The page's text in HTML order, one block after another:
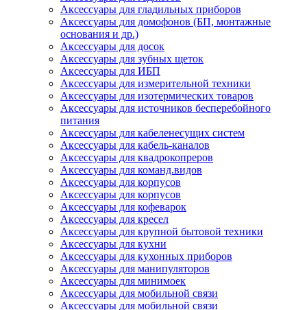
Аксессуары для гладильных приборов
Аксессуары для домофонов (БП, монтажные
основания и др.)
Аксессуары для досок
Аксессуары для зубных щеток
Аксессуары для ИБП
Аксессуары для измерительной техники
Аксессуары для изотермических товаров
Аксессуары для источников бесперебойного
питания
Аксессуары для кабеленесущих систем
Аксессуары для кабель-каналов
Аксессуары для квадрокопреров
Аксессуары для команд.видов
Аксессуары для корпусов
Аксессуары для корпусов
Аксессуары для кофеварок
Аксессуары для кресел
Аксессуары для крупной бытовой техники
Аксессуары для кухни
Аксессуары для кухонных приборов
Аксессуары для манипуляторов
Аксессуары для минимоек
Аксессуары для мобильной связи
Аксессуары для мобильной связи